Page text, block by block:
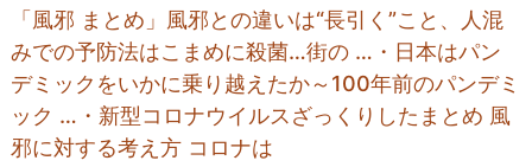
「風邪 まとめ」風邪との違いは“長引く”こと、人混
みでの予防法はこまめに殺菌…街の …・日本はパン
デミックをいかに乗り越えたか～100年前のパンデミ
ック …・新型コロナウイルスざっくりしたまとめ 風
邪に対する考え方 コロナは